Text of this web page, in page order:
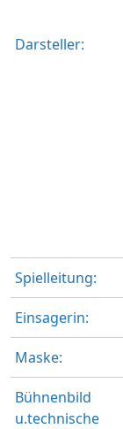
Darsteller:
Spielleitung:
Einsagerin:
Maske:
Bühnenbild
u.technische